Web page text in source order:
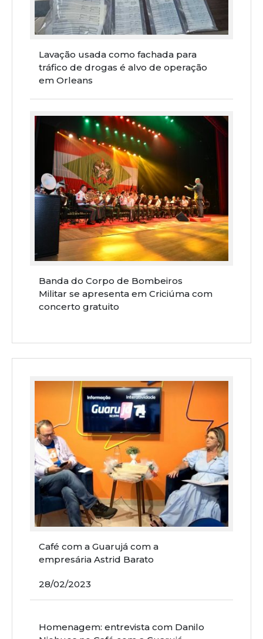
Lavação usada como fachada para
tráfico de drogas é alvo de operação
em Orleans
Banda do Corpo de Bombeiros
Militar se apresenta em Criciúma com
concerto gratuito
Café com a Guarujá com a
empresária Astrid Barato
28/02/2023
Homenagem: entrevista com Danilo